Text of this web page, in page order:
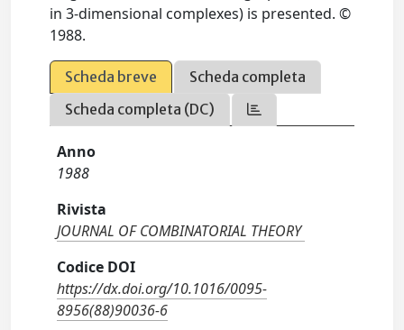
in 3-dimensional complexes) is presented. ©
1988.
Scheda breve
Scheda completa
Scheda completa (DC)
Anno
1988
Rivista
JOURNAL OF COMBINATORIAL THEORY
Codice DOI
https://dx.doi.org/10.1016/0095-
8956(88)90036-6